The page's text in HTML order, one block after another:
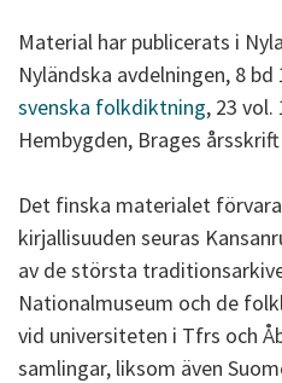
Material har publicerats i
Nyländska avdelningen, 8 bd
svenska folkdiktning, 23
Hembygden, Brages
Det finska materialet
kirjallisuuden seuras
av de största
Nationalmuseum och de
vid universiteten i Tfrs och
samlingar, liksom även